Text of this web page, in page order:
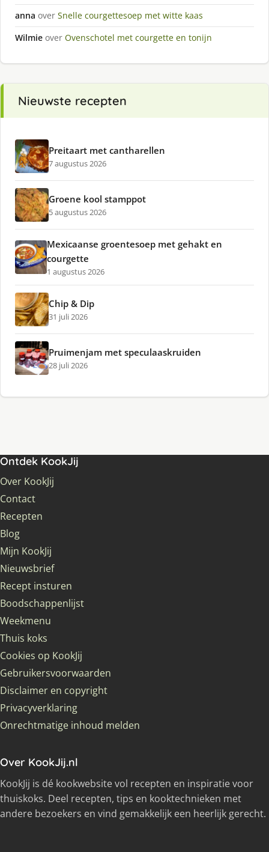
anna over Snelle courgettesoep met witte kaas
Wilmie over Ovenschotel met courgette en tonijn
Nieuwste recepten
Preitaart met cantharellen
7 augustus 2026
Groene kool stamppot
5 augustus 2026
Mexicaanse groentesoep met gehakt en
courgette
1 augustus 2026
Chip & Dip
31 juli 2026
Pruimenjam met speculaaskruiden
28 juli 2026
Ontdek KookJij
Over KookJij
Contact
Recepten
Blog
Mijn KookJij
Nieuwsbrief
Recept insturen
Boodschappenlijst
Weekmenu
Thuis koks
Cookies op KookJij
Gebruikersvoorwaarden
Disclaimer en copyright
Privacyverklaring
Onrechtmatige inhoud melden
Over KookJij.nl
KookJij is dé kookwebsite vol recepten en inspiratie voor
thuiskoks. Deel recepten, tips en kooktechnieken met
andere bezoekers en vind gemakkelijk een heerlijk gerecht.